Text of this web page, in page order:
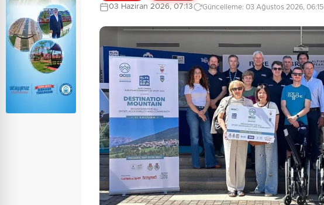
03 Haziran 2026, 07:13 Güncelleme: 03 Ağustos 2026, 06:15